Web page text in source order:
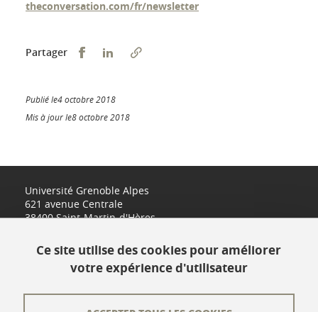
theconversation.com/fr/newsletter
Partager Partager sur Facebook
Partager sur LinkedIn
Publié le4 octobre 2018
Mis à jour le8 octobre 2018
Université Grenoble Alpes
621 avenue Centrale
38400 Saint-Martin-d'Hères
Ce site utilise des cookies pour améliorer
votre expérience d'utilisateur